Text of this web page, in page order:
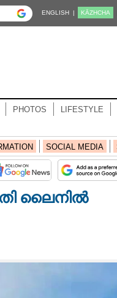
ENGLISH | KĀZHCHA
PHOTOS LIFESTYLE
SOCIAL MEDIA
ലൈനിൽ